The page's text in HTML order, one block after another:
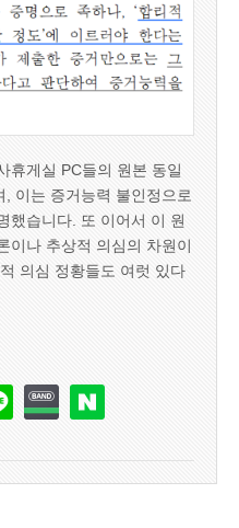
휴게실 PC들의 원본 동일
이는 증거능력 불인정으로
했습니다. 또 이어서 이 원
이나 추상적 의심의 차원이
의심 정황들도 여럿 있다